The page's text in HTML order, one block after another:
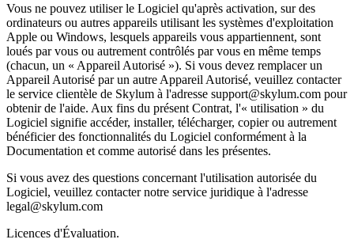
Vous ne pouvez utiliser le Logiciel qu'après activation, sur des
ordinateurs ou autres appareils utilisant les systèmes d'exploitation
Apple ou Windows, lesquels appareils vous appartiennent, sont
loués par vous ou autrement contrôlés par vous en même temps
(chacun, un « Appareil Autorisé »). Si vous devez remplacer un
Appareil Autorisé par un autre Appareil Autorisé, veuillez contacter
le service clientèle de Skylum à l'adresse support@skylum.com pour
obtenir de l'aide. Aux fins du présent Contrat, l'« utilisation » du
Logiciel signifie accéder, installer, télécharger, copier ou autrement
bénéficier des fonctionnalités du Logiciel conformément à la
Documentation et comme autorisé dans les présentes.
Si vous avez des questions concernant l'utilisation autorisée du
Logiciel, veuillez contacter notre service juridique à l'adresse
legal@skylum.com
Licences d'Évaluation.